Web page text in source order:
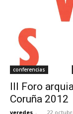
conferencias
III Foro
Coruña 2012
veredes - 22